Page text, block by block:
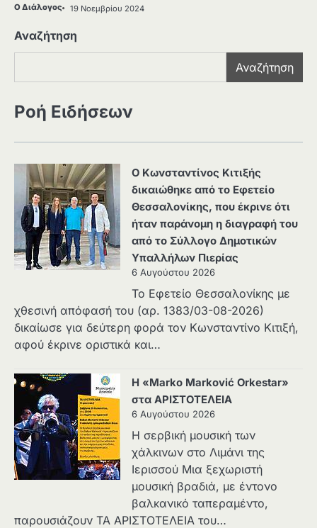
Ο Διάλογος 19 Νοεμβρίου 2024
Αναζήτηση
Αναζήτηση
Ροή Ειδήσεων
Ο Κωνσταντίνος Κιτιξής
δικαιώθηκε από το Εφετείο
Θεσσαλονίκης, που έκρινε ότι
ήταν παράνομη η διαγραφή του
από το Σύλλογο Δημοτικών
Υπαλλήλων Πιερίας
6 Αυγούστου 2026
Το Εφετείο Θεσσαλονίκης με
χθεσινή απόφασή του (αρ. 1383/03-08-2026)
δικαίωσε για δεύτερη φορά τον Κωνσταντίνο Κιτιξή,
αφού έκρινε οριστικά και…
Η «Marko Marković Orkestar»
στα ΑΡΙΣΤΟΤΕΛΕΙΑ
6 Αυγούστου 2026
Η σερβική μουσική των
χάλκινων στο Λιμάνι της
Ιερισσού Μια ξεχωριστή
μουσική βραδιά, με έντονο
βαλκανικό ταπεραμέντο,
παρουσιάζουν ΤΑ ΑΡΙΣΤΟΤΕΛΕΙΑ του…